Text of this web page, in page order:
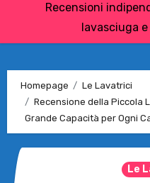
Recensioni
lavasciuga
Homepage
Le Lavatrici
Recensione della Piccola
Grande Capacità per Ogni
Le